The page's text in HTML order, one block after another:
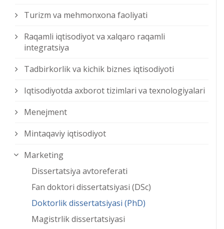
Turizm va mehmonxona faoliyati
Raqamli iqtisodiyot va xalqaro raqamli
integratsiya
Tadbirkorlik va kichik biznes iqtisodiyoti
Iqtisodiyotda axborot tizimlari va texnologiyalari
Menejment
Mintaqaviy iqtisodiyot
Marketing
Dissertatsiya avtoreferati
Fan doktori dissertatsiyasi (DSc)
Doktorlik dissertatsiyasi (PhD)
Magistrlik dissertatsiyasi